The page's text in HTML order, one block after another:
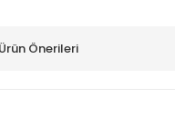
Ürün Önerileri